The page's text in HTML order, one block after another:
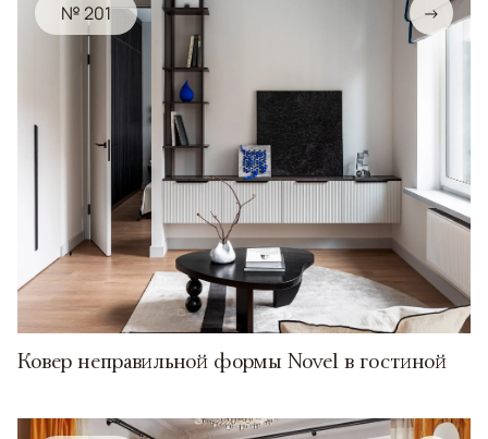
№ 201 →
Ковер неправильной формы Novel в гостиной